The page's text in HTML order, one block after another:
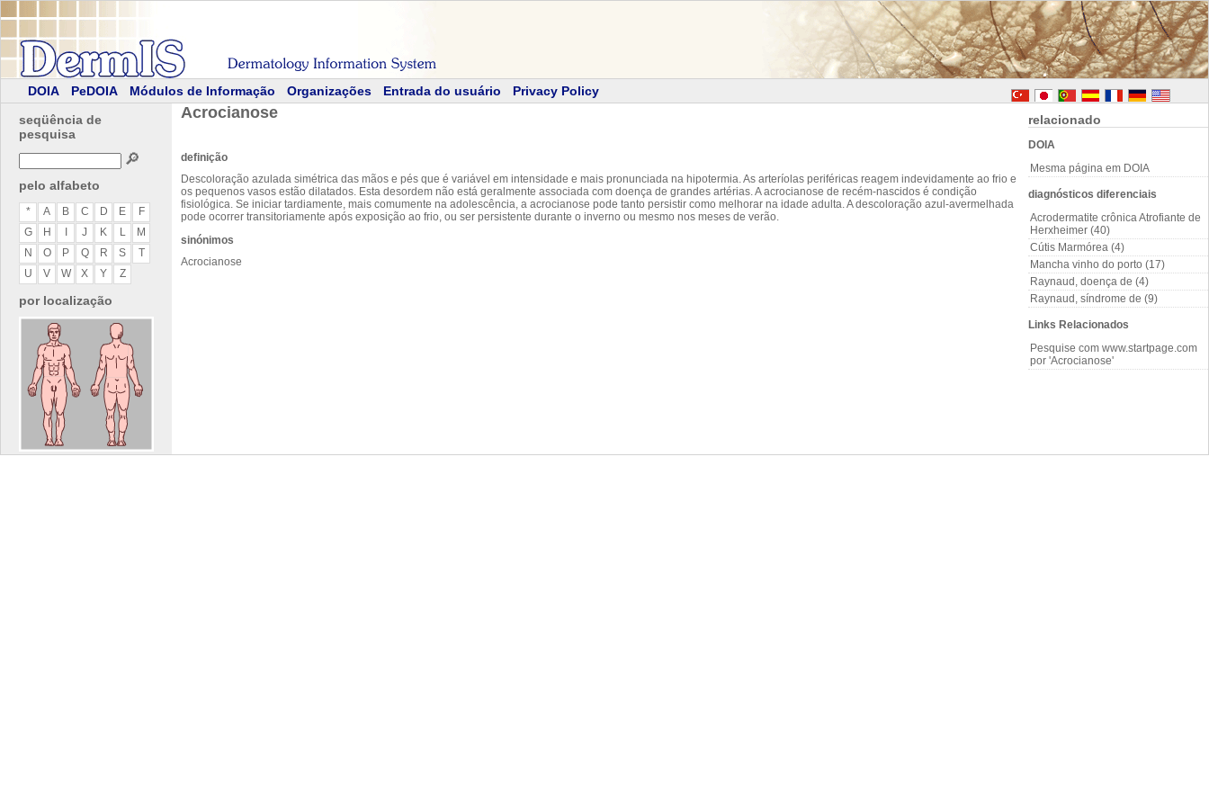
DOIA PeDOIA Módulos de Informação Organizações Entrada do usuário
Privacy Policy
seqüência de
pesquisa
🔎
pelo alfabeto
* A B C D E
F
G
H J K L
M
N
O P Q R S
T
U
V W X Y Z
por localização
relacionado
DOIA
Mesma página em DOIA
diagnósticos diferenciais
Acrodermatite crônica Atrofiante de
Herxheimer (40)
Cútis Marmórea (4)
Mancha vinho do porto (17)
Raynaud, doença de (4)
Raynaud, síndrome de (9)
Links Relacionados
Pesquise com www.startpage.com
por 'Acrocianose'
Acrocianose
definição
Descoloração azulada simétrica das mãos e pés que é variável em intensidade e mais pronunciada na hipotermia. As arteríolas periféricas reagem indevidamente ao frio e
os pequenos vasos estão dilatados. Esta desordem não está geralmente associada com doença de grandes artérias. A acrocianose de recém-nascidos é condição
fisiológica. Se iniciar tardiamente, mais comumente na adolescência, a acrocianose pode tanto persistir como melhorar na idade adulta. A descoloração azul-avermelhada
pode ocorrer transitoriamente após exposição ao frio, ou ser persistente durante o inverno ou mesmo nos meses de verão.
sinónimos
Acrocianose